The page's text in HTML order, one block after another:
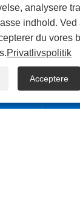
Park,

analysere
indhold. Ved
du vores
Privatlivspolitik
Acceptere